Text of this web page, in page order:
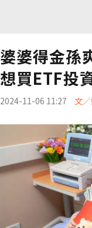
婆婆得金孫
想買ETF投
2024-11-06 11:27 文